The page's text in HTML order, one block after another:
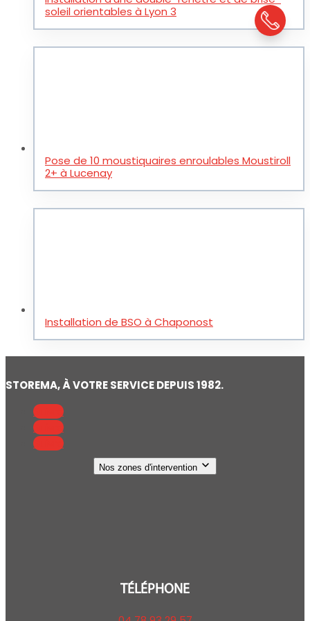
soleil orientables à Lyon 3
Pose de 10 moustiquaires enroulables Moustiroll
2+ à Lucenay
Installation de BSO à Chaponost
STOREMA, À VOTRE SERVICE DEPUIS 1982.
Suivre
Suivre
Suivre
Nos zones d'intervention
TÉLÉPHONE